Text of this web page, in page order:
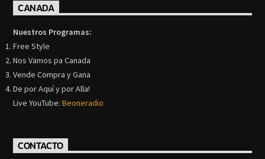
CANADA
Nuestros Programas:
Free Style
Nos Vamos pa Canada
Vende Compra y Gana
De por Aquí y por Alla!
Live YouTube:Beoneradio
CONTACTO